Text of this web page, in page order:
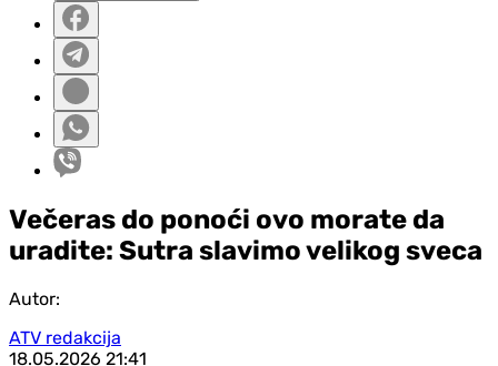
Večeras do ponoći ovo morate da
uradite: Sutra slavimo velikog sveca
Autor:
ATV redakcija
18.05.2026 21:41